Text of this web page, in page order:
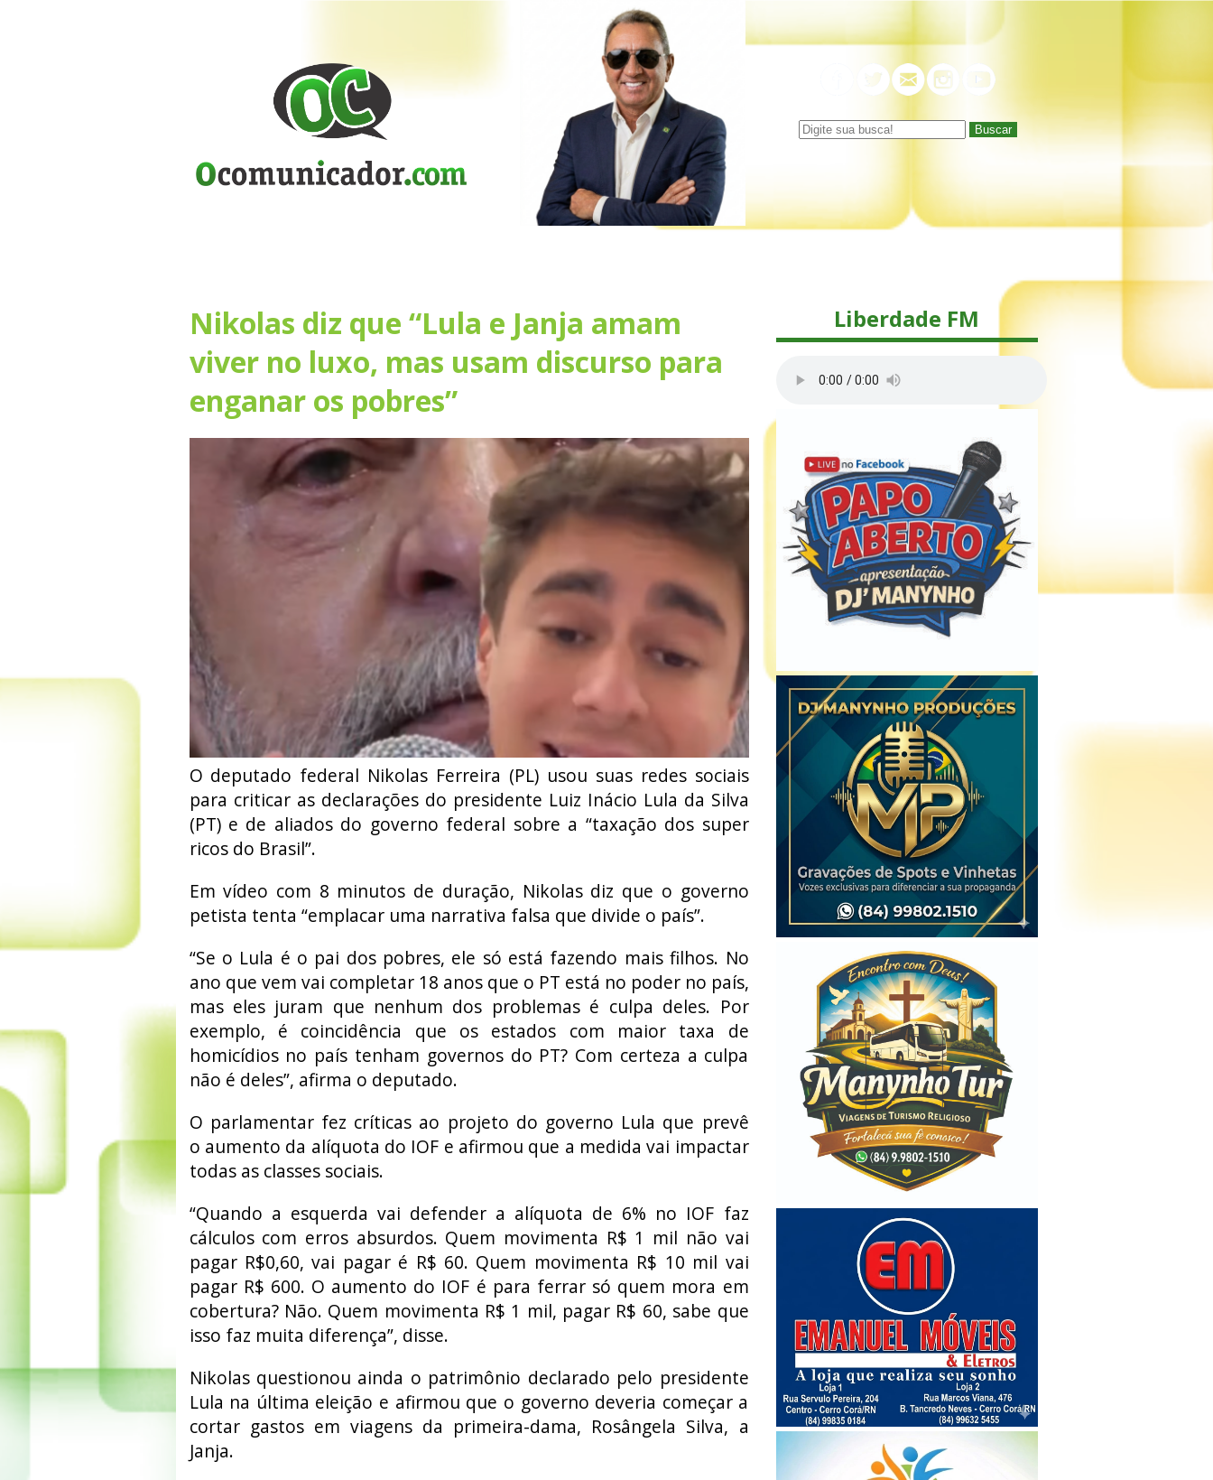
Buscar
Nikolas diz que “Lula e Janja amam
viver no luxo, mas usam discurso para
enganar os pobres”
O deputado federal Nikolas Ferreira (PL) usou suas redes sociais
para criticar as declarações do presidente Luiz Inácio Lula da Silva
(PT) e de aliados do governo federal sobre a “taxação dos super
ricos do Brasil”.
Em vídeo com 8 minutos de duração, Nikolas diz que o governo
petista tenta “emplacar uma narrativa falsa que divide o país”.
“Se o Lula é o pai dos pobres, ele só está fazendo mais filhos. No
ano que vem vai completar 18 anos que o PT está no poder no país,
mas eles juram que nenhum dos problemas é culpa deles. Por
exemplo, é coincidência que os estados com maior taxa de
homicídios no país tenham governos do PT? Com certeza a culpa
não é deles”, afirma o deputado.
O parlamentar fez críticas ao projeto do governo Lula que prevê
o aumento da alíquota do IOF e afirmou que a medida vai impactar
todas as classes sociais.
“Quando a esquerda vai defender a alíquota de 6% no IOF faz
cálculos com erros absurdos. Quem movimenta R$ 1 mil não vai
pagar R$0,60, vai pagar é R$ 60. Quem movimenta R$ 10 mil vai
pagar R$ 600. O aumento do IOF é para ferrar só quem mora em
cobertura? Não. Quem movimenta R$ 1 mil, pagar R$ 60, sabe que
isso faz muita diferença”, disse.
Nikolas questionou ainda o patrimônio declarado pelo presidente
Lula na última eleição e afirmou que o governo deveria começar a
cortar gastos em viagens da primeira-dama, Rosângela Silva, a
Janja.
Liberdade FM